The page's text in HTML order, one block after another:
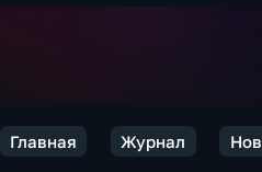
Главная Журнал